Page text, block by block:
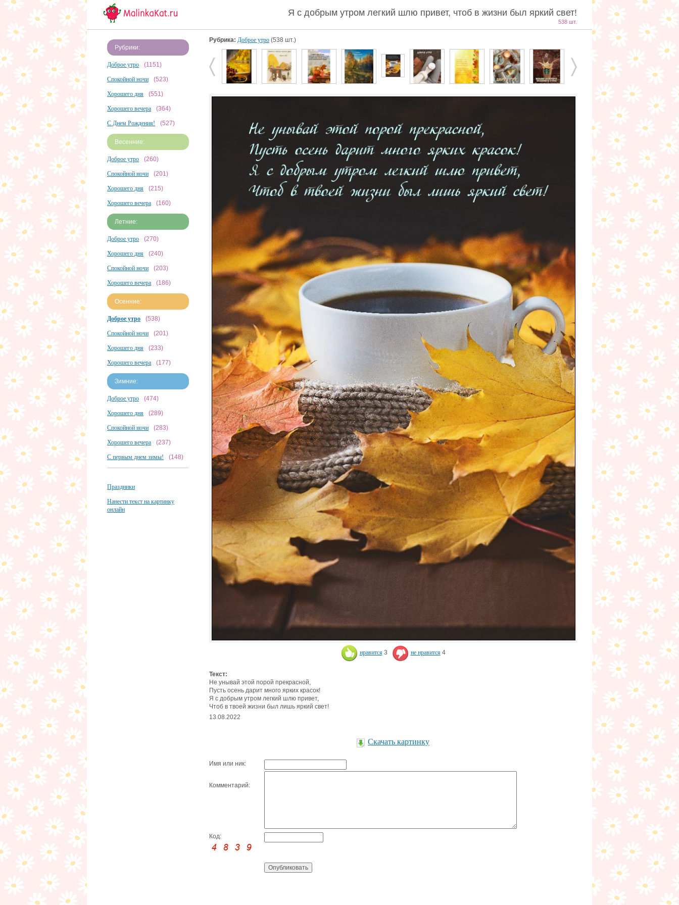
Я с добрым утром легкий шлю привет, чтоб в жизни был яркий свет!
538 шт.
Рубрики:
Доброе утро (1151)
Спокойной ночи (523)
Хорошего дня (551)
Хорошего вечера (364)
С Днем Рождения! (527)
Весенние:
Доброе утро (260)
Спокойной ночи (201)
Хорошего дня (215)
Хорошего вечера (160)
Летние:
Доброе утро (270)
Хорошего дня (240)
Спокойной ночи (203)
Хорошего вечера (186)
Осенние:
Доброе утро (538)
Спокойной ночи (201)
Хорошего дня (233)
Хорошего вечера (177)
Зимние:
Доброе утро (474)
Хорошего дня (289)
Спокойной ночи (283)
Хорошего вечера (237)
С первым днем зимы! (148)
Праздники
Нанести текст на картинку
онлайн
Рубрика: Доброе утро (538 шт.)
нравится 3 не нравится 4
Текст:
Не унывай этой порой прекрасной,
Пусть осень дарит много ярких красок!
Я с добрым утром легкий шлю привет,
Чтоб в твоей жизни был лишь яркий свет!
13.08.2022
Скачать картинку
Имя или ник:
Комментарий:
Код: